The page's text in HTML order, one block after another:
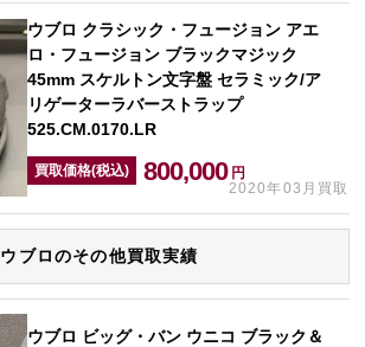
ウブロ クラシック・フュージョン アエ
ロ・フュージョン ブラックマジック
45mm スケルトン文字盤 セラミック/ア
リゲーターラバーストラップ
525.CM.0170.LR
買取価格(税込) 800,000 円
2020年03月買取
ウブロのその他買取実績
ウブロ ビッグ・バン ウニコ ブラック＆